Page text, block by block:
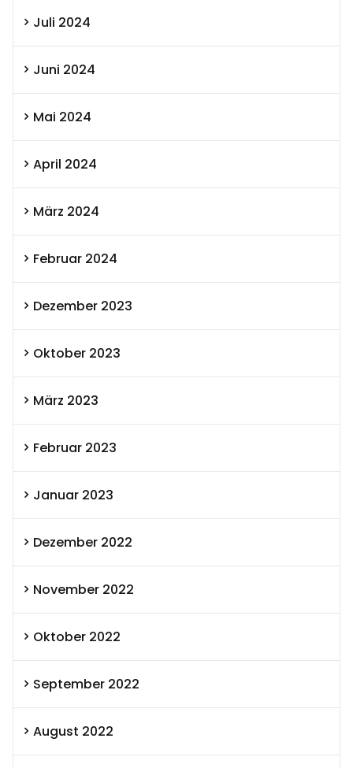
Juli 2024
Juni 2024
Mai 2024
April 2024
März 2024
Februar 2024
Dezember 2023
Oktober 2023
März 2023
Februar 2023
Januar 2023
Dezember 2022
November 2022
Oktober 2022
September 2022
August 2022